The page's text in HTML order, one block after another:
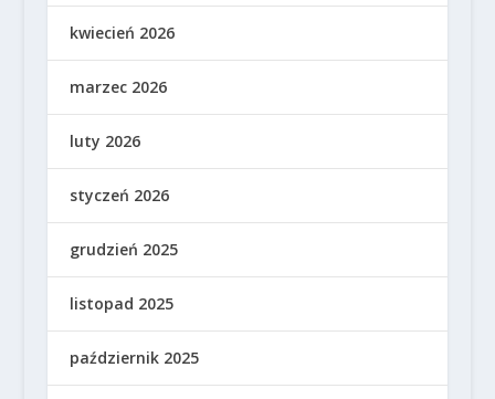
kwiecień 2026
marzec 2026
luty 2026
styczeń 2026
grudzień 2025
listopad 2025
październik 2025